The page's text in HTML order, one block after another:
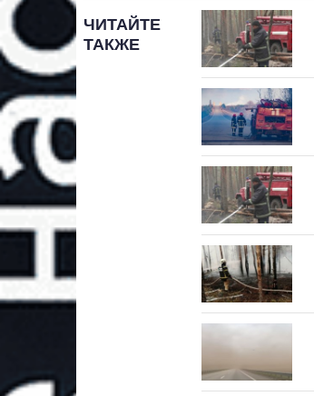
ЧИТАЙТЕ
ТАКЖЕ